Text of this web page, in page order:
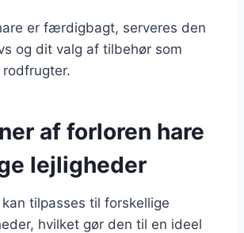
er færdigbagt, serveres den
og dit valg af tilbehør som
af forloren hare
lejligheder
tilpasses til forskellige
hvilket gør den til en ideel